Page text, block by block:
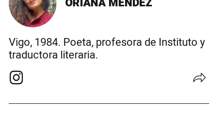
Vigo, 1984. Poeta, profesora de Instituto y
traductora literaria.